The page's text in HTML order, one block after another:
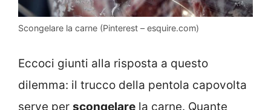
Scongelare la carne (Pinterest – esquire.com)
Eccoci giunti alla risposta a questo
dilemma: il trucco della pentola capovolta
serve per scongelare la carne. Quante